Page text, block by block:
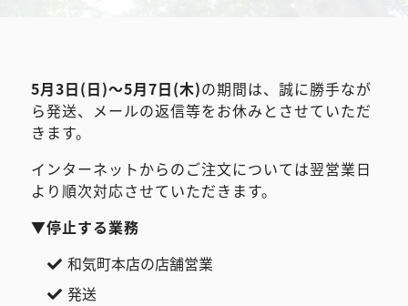
5月3日(日)～5月7日(木)の期間は、誠に勝手なが
ら発送、メールの返信等をお休みとさせていただ
きます。
インターネットからのご注文については翌営業日
より順次対応させていただきます。
▼停止する業務
和気町本店の店舗営業
発送